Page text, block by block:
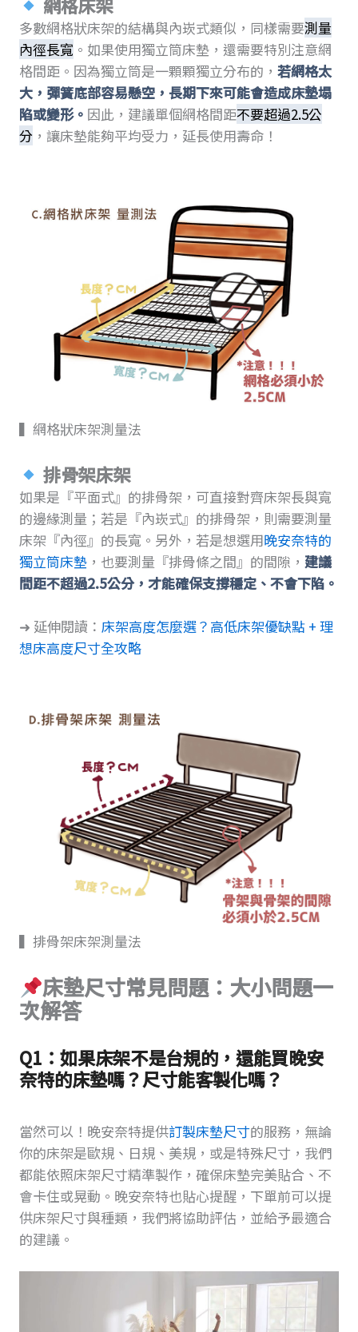
多數網格狀床架的結構與內崁式類似，同樣需要測量
內徑長寬 。如果使用獨立筒床墊，還需要特別注意網
格間距。因為獨立筒是一顆顆獨立分布的， 若網格太
大，彈簧底部容易懸空，長期下來可能會造成床墊塌
陷或變形。 因此，建議單個網格間距不要超過2.5公
分 ，讓床墊能夠平均受力，延長使用壽命！
▍網格狀床架測量法
排骨架床架
如果是『平面式』的排骨架，可直接對齊床架長與寬
的邊緣測量；若是『內崁式』的排骨架，則需要測量
床架『內徑』的長寬。另外，若是想選用晚安奈特的
獨立筒床墊，也要測量『排骨條之間』的間隙， 建議
間距不超過2.5公分，才能確保支撐穩定、不會下陷。
➜ 延伸閱讀： 床架高度怎麼選？高低床架優缺點 + 理
想床高度尺寸全攻略
▍排骨架床架測量法
床墊尺寸常見問題：大小問題一
次解答
Q1：如果床架不是台規的，還能買晚安
奈特的床墊嗎？尺寸能客製化嗎？
當然可以！晚安奈特提供訂製床墊尺寸的服務，無論
你的床架是歐規、日規、美規，或是特殊尺寸，我們
都能依照床架尺寸精準製作，確保床墊完美貼合、不
會卡住或晃動。晚安奈特也貼心提醒，下單前可以提
供床架尺寸與種類，我們將協助評估，並給予最適合
的建議。